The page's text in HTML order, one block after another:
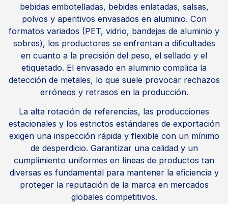
bebidas embotelladas, bebidas enlatadas, salsas,
polvos y aperitivos envasados en aluminio. Con
formatos variados (PET, vidrio, bandejas de aluminio y
sobres), los productores se enfrentan a dificultades
en cuanto a la precisión del peso, el sellado y el
etiquetado. El envasado en aluminio complica la
detección de metales, lo que suele provocar rechazos
erróneos y retrasos en la producción.
La alta rotación de referencias, las producciones
estacionales y los estrictos estándares de exportación
exigen una inspección rápida y flexible con un mínimo
de desperdicio. Garantizar una calidad y un
cumplimiento uniformes en líneas de productos tan
diversas es fundamental para mantener la eficiencia y
proteger la reputación de la marca en mercados
globales competitivos.